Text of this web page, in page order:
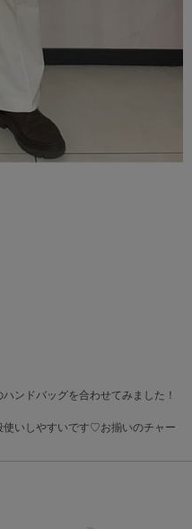
ンドバッグを合わせてみました！
使いしやすいです♡お揃いのチャー